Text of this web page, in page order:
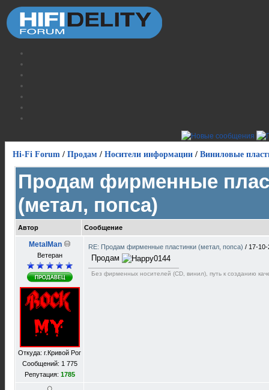
Hi-Fi Forum / Продам / Носители информации / Виниловые
Продам фирменные
(метал, попса)
Автор Сообщение
MetalMan
Ветеран
Откуда: г.Кривой Рог
Сообщений: 1 775
Репутация: 1785
RE: Продам фирменные пластинки (метал, попса) / 17-
Продам
Без фирменных носителей (CD, винил), путь к созданию